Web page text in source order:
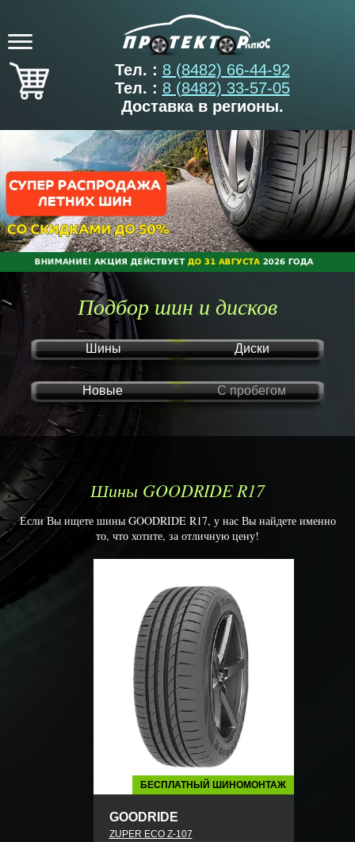
Тел. : 8 (8482) 66-44-92
Тел. : 8 (8482) 33-57-05
Доставка в регионы.
Подбор шин и дисков
Шины Диски
Новые С пробегом
Шины GOODRIDE R17
Если Вы ищете шины GOODRIDE R17, у нас Вы найдете именно
то, что хотите, за отличную цену!
БЕСПЛАТНЫЙ ШИНОМОНТАЖ
GOODRIDE
ZUPER ECO Z-107